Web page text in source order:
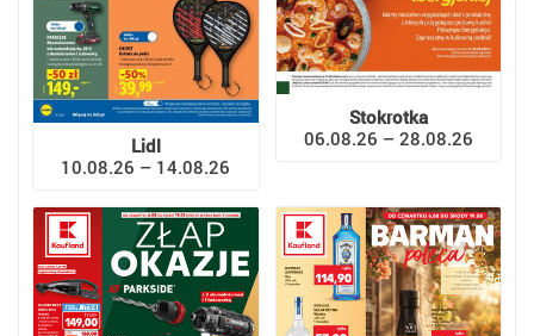
Lidl
10.08.26 – 14.08.26
Stokrotka
06.08.26 – 28.08.26